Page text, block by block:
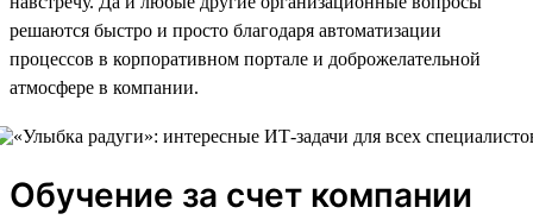
решаются быстро и просто благодаря автоматизации
процессов в корпоративном портале и доброжелательной
атмосфере в компании.
Обучение за счет компании